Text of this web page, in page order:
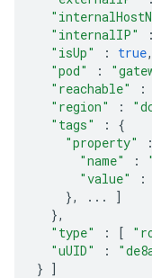
"internalIP"
:
"isUp"
: true,
"pod"
:
"reachable"
:
"region"
:
"tags"
:
{
"property"
:
"name"
:
"value"
:
},
...
]
},
"type"
: [
"uUID"
:
} ]